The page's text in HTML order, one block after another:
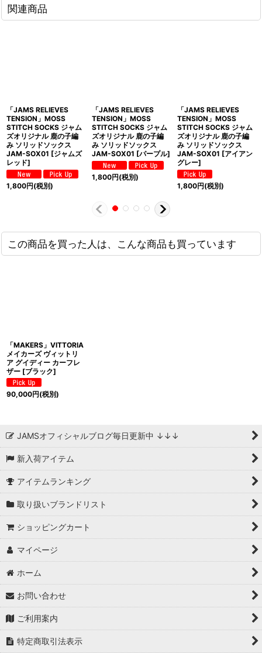
関連商品
「JAMS RELIEVES
TENSION」MOSS
STITCH SOCKS ジャム
ズオリジナル 鹿の子編
み ソリッドソックス
JAM-SOX01 [ジャムズ
レッド]
1,800円(税別)
「JAMS RELIEVES
TENSION」MOSS
STITCH SOCKS ジャム
ズオリジナル 鹿の子編
み ソリッドソックス
JAM-SOX01 [パープル]
1,800円(税別)
「JAMS RELIEVES
TENSION」MOSS
STITCH SOCKS ジャム
ズオリジナル 鹿の子編
み ソリッドソックス
JAM-SOX01 [アイアン
グレー]
1,800円(税別)
この商品を買った人は、こんな商品も買っています
「MAKERS」VITTORIA
メイカーズ ヴィットリ
ア グイディー カーフレ
ザー [ブラック]
90,000円(税別)
JAMSオフィシャルブログ毎日更新中 ↓↓↓
新入荷アイテム
アイテムランキング
取り扱いブランドリスト
ショッピングカート
マイページ
ホーム
お問い合わせ
ご利用案内
特定商取引法表示